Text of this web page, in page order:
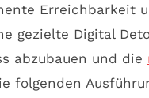
Erreichbarkeit
gezielte Digital
abzubauen und die